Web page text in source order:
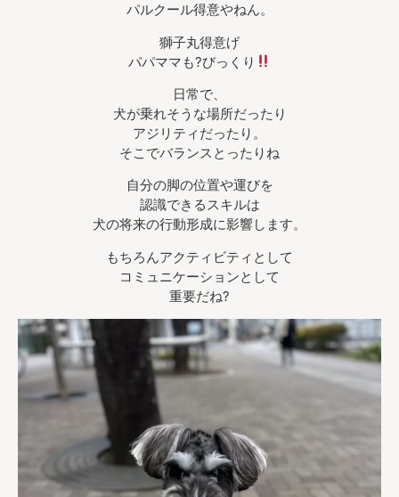
パルクール得意やねん。
獅子丸得意げ
パパママも?びっくり
日常で、
犬が乗れそうな場所だったり
アジリティだったり。
そこでバランスとったりね
自分の脚の位置や運びを
認識できるスキルは
犬の将来の行動形成に影響します。
もちろんアクティビティとして
コミュニケーションとして
重要だね?